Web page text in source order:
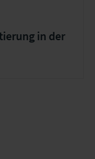
in der